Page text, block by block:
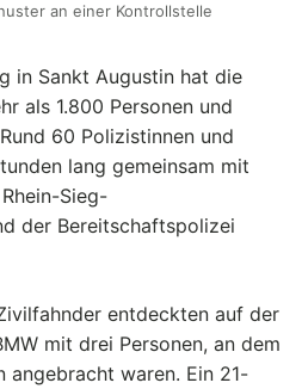
an einer Kontrollstelle
in Sankt Augustin hat die
als 1.800 Personen und
60 Polizistinnen und
lang gemeinsam mit
Sieg-
der Bereitschaftspolizei
entdeckten auf der
mit drei Personen, an dem
angebracht waren. Ein 21-